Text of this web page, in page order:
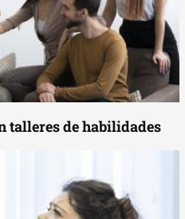
talleres de habilidades